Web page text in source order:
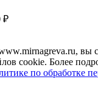
₽
вы
cookie. Более
по обработке